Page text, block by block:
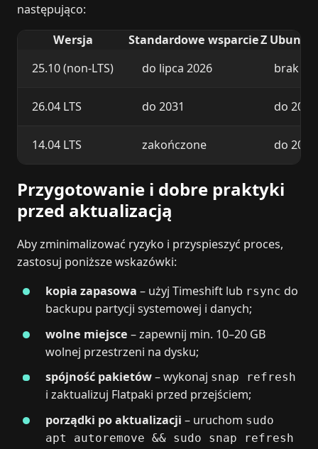
następująco:
Wersja
Standardowe wsparcieZ Ubuntu
25.10 (non‑LTS)
do lipca 2026 brak
26.04 LTS do 2031 do 2041
14.04 LTS zakończone do 2029
Przygotowanie i dobre praktyki
przed aktualizacją
Aby zminimalizować ryzyko i przyspieszyć proces,
zastosuj poniższe wskazówki:
kopia zapasowa – użyj Timeshift lub rsync do
backupu partycji systemowej i danych;
wolne miejsce – zapewnij min. 10–20 GB
wolnej przestrzeni na dysku;
spójność pakietów– wykonaj snap refresh
i zaktualizuj Flatpaki przed przejściem;
porządki po aktualizacji – uruchom sudo
apt autoremove && sudo snap refresh